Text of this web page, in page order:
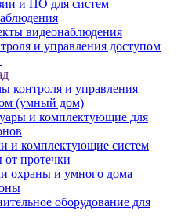
и ПО для систем
видеонаблюдения
и управления доступом
контроля и управления
(умный дом)
и комплектующие для
и комплектующие систем
от протечки
охраны и умного дома
оборудование для